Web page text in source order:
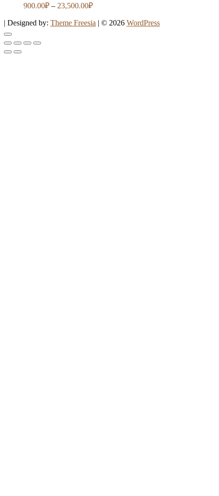
900.00₽ – 23,500.00₽
| Designed by: Theme Freesia | © 2026 WordPress
Go
to
top